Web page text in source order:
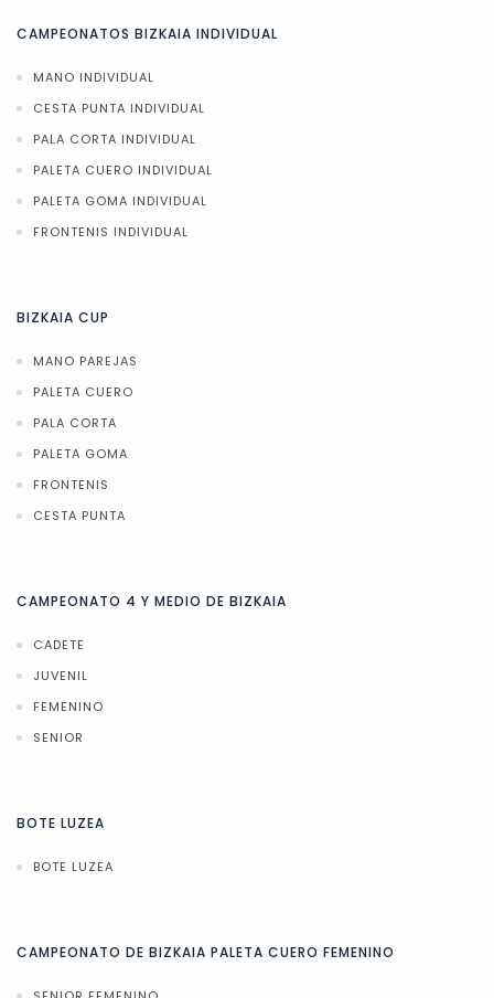
CAMPEONATOS BIZKAIA INDIVIDUAL
MANO INDIVIDUAL
CESTA PUNTA INDIVIDUAL
PALA CORTA INDIVIDUAL
PALETA CUERO INDIVIDUAL
PALETA GOMA INDIVIDUAL
FRONTENIS INDIVIDUAL
BIZKAIA CUP
MANO PAREJAS
PALETA CUERO
PALA CORTA
PALETA GOMA
FRONTENIS
CESTA PUNTA
CAMPEONATO 4 Y MEDIO DE BIZKAIA
CADETE
JUVENIL
FEMENINO
SENIOR
BOTE LUZEA
BOTE LUZEA
CAMPEONATO DE BIZKAIA PALETA CUERO FEMENINO